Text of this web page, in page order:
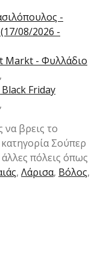
-
08/2026 -
Markt - Φυλλάδιο
,
Friday
,
βρεις το
Σούπερ
πόλεις όπως
, Λάρισα, Βόλος,